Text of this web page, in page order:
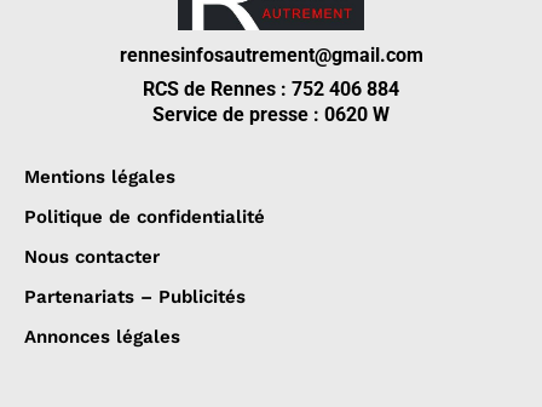
rennesinfosautrement@gmail.com
RCS de Rennes : 752 406 884
Service de presse : 0620 W
Mentions légales
Politique de confidentialité
Nous contacter
Partenariats – Publicités
Annonces légales